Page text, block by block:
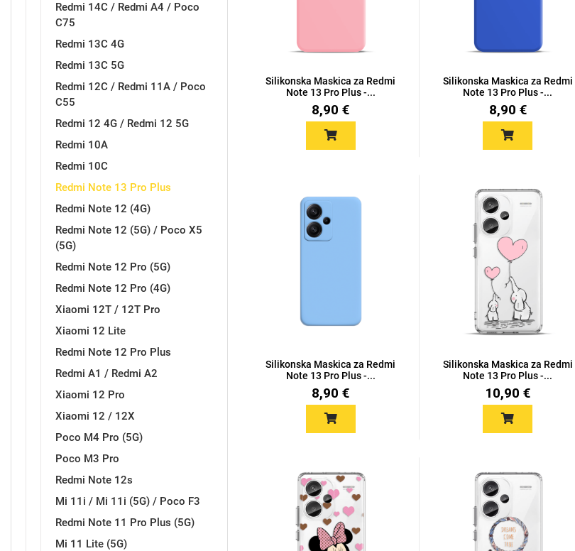
Redmi 14C / Redmi A4 / Poco
C75
Redmi 13C 4G
Redmi 13C 5G
Redmi 12C / Redmi 11A / Poco
C55
Redmi 12 4G / Redmi 12 5G
Redmi 10A
Redmi 10C
Redmi Note 13 Pro Plus
Redmi Note 12 (4G)
Redmi Note 12 (5G) / Poco X5
(5G)
Redmi Note 12 Pro (5G)
Redmi Note 12 Pro (4G)
Xiaomi 12T / 12T Pro
Xiaomi 12 Lite
Redmi Note 12 Pro Plus
Redmi A1 / Redmi A2
Xiaomi 12 Pro
Xiaomi 12 / 12X
Poco M4 Pro (5G)
Poco M3 Pro
Redmi Note 12s
Mi 11i / Mi 11i (5G) / Poco F3
Redmi Note 11 Pro Plus (5G)
Mi 11 Lite (5G)
Silikonska Maskica za Redmi
Note 13 Pro Plus -...
8,90 €
Silikonska Maskica za Redmi
Note 13 Pro Plus -...
8,90 €
Silikonska Maskica za Redmi
Note 13 Pro Plus -...
8,90 €
Silikonska Maskica za Redmi
Note 13 Pro Plus -...
10,90 €
Zodiac
Doodles
Monogrami
Za njega
Svijet životinja